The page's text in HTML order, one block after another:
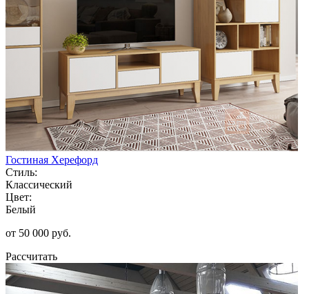
Гостиная Херефорд
Стиль:
Классический
Цвет:
Белый
от 50 000 руб.
Рассчитать